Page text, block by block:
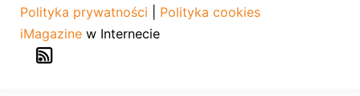
Polityka prywatności
Polityka cookies
iMagazine w Internecie